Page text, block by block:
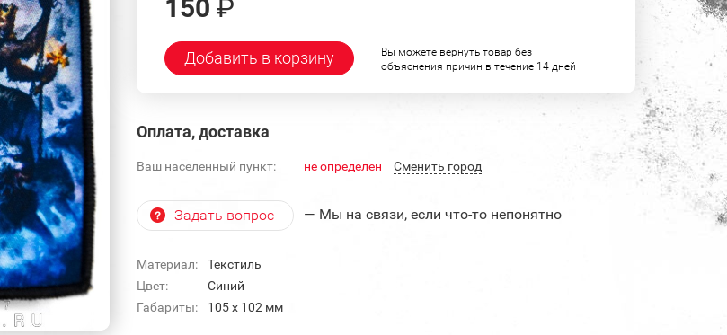
150 ₽
Добавить в корзину
Вы можете вернуть товар без
объяснения причин в течение 14 дней
Оплата, доставка
Ваш населенный пункт: не определен Cменить город
Задать вопрос — Мы на связи, если что-то непонятно
Материал:
Текстиль
Цвет:
Синий
Габариты:
105 x 102 мм